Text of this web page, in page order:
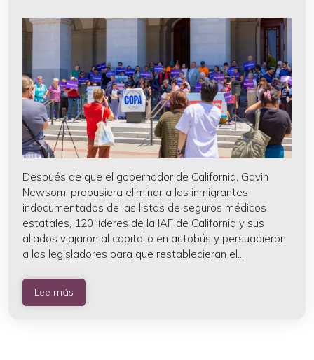
Después de que el gobernador de California, Gavin
Newsom, propusiera eliminar a los inmigrantes
indocumentados de las listas de seguros médicos
estatales, 120 líderes de la IAF de California y sus
aliados viajaron al capitolio en autobús y persuadieron
a los legisladores para que restablecieran el...
Lee más